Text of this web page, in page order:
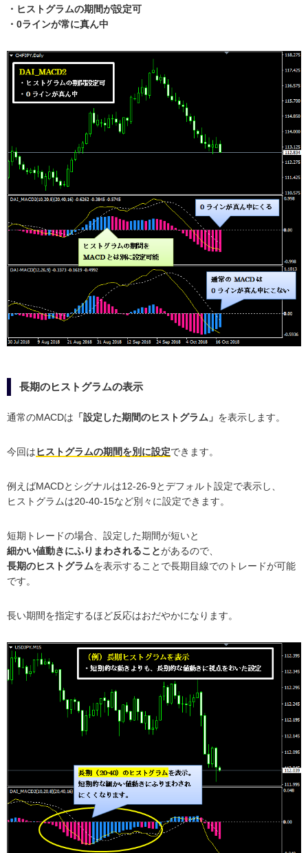
・ヒストグラムの期間が設定可
・0ラインが常に真ん中
長期のヒストグラムの表示
通常のMACDは 「設定した期間のヒストグラム」 を表示します。
今回はヒストグラムの期間を別に設定できます。
例えばMACDとシグナルは12-26-9とデフォルト設定で表示し、
ヒストグラムは20-40-15など別々に設定できます。
短期トレードの場合、設定した期間が短いと
細かい値動きにふりまわされることがあるので、
長期のヒストグラムを表示することで長期目線でのトレードが可能
です。
長い期間を指定するほど反応はおだやかになります。